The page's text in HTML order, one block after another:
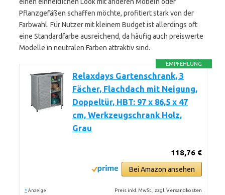
Pflanzgefäßen schaffen möchte, profitiert stark von der
Farbwahl. Für Nutzer mit kleinem Budget ist allerdings oft
eine Standardfarbe ausreichend, da häufig auch preiswerte
Modelle in neutralen Farben attraktiv sind.
EMPFEHLUNG
Relaxdays Gartenschrank, 3
Fächer, Flachdach mit Neigung,
Doppeltür, HBT: 97 x 86,5 x 47
cm, Werkzeugschrank Holz,
Grau
118,76 €
Bei Amazon ansehen
* Anzeige Preis inkl. MwSt., zzgl. Versandkosten